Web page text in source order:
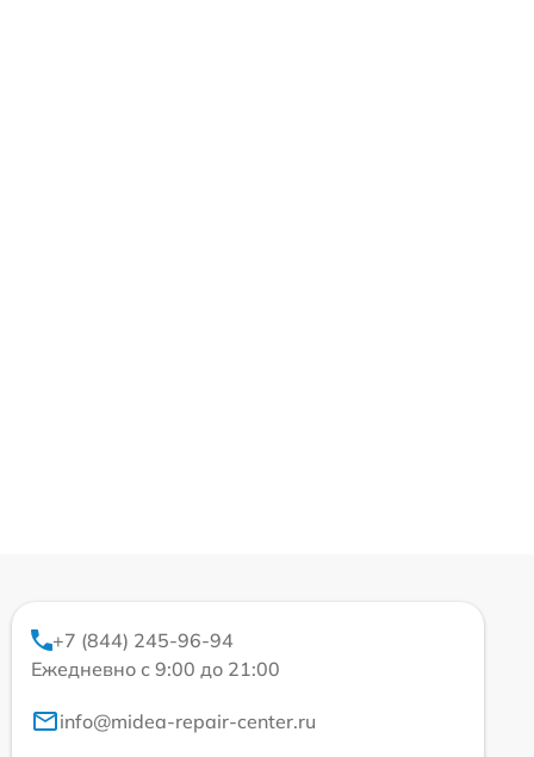
+7 (844) 245-96-94
Ежедневно с 9:00 до 21:00
info@midea-repair-center.ru